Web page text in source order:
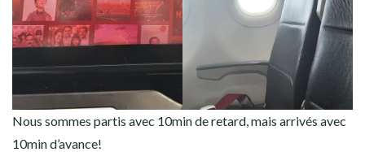
Nous sommes partis avec 10min de retard, mais arrivés avec
10min d’avance!